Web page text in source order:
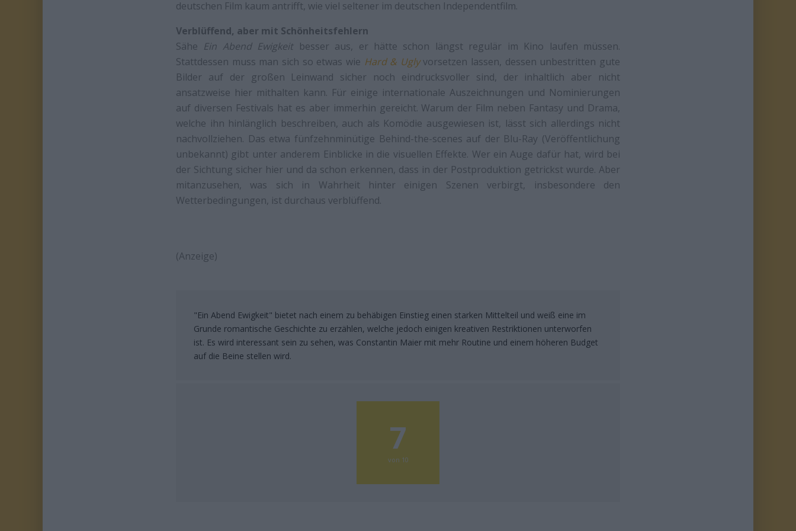
deutschen Film kaum antrifft, wie viel seltener im deutschen Independentfilm.
Verblüffend, aber mit Schönheitsfehlern
Sähe Ein Abend Ewigkeit besser aus, er hätte schon längst regulär im Kino laufen müssen.
Stattdessen muss man sich so etwas wie Hard & Uglyvorsetzen lassen, dessen unbestritten gute
Bilder auf der großen Leinwand sicher noch eindrucksvoller sind, der inhaltlich aber nicht
ansatzweise hier mithalten kann. Für einige internationale Auszeichnungen und Nominierungen
auf diversen Festivals hat es aber immerhin gereicht. Warum der Film neben Fantasy und Drama,
welche ihn hinlänglich beschreiben, auch als Komödie ausgewiesen ist, lässt sich allerdings nicht
nachvollziehen. Das etwa fünfzehnminütige Behind-the-scenes auf der Blu-Ray (Veröffentlichung
unbekannt) gibt unter anderem Einblicke in die visuellen Effekte. Wer ein Auge dafür hat, wird bei
der Sichtung sicher hier und da schon erkennen, dass in der Postproduktion getrickst wurde. Aber
mitanzusehen, was sich in Wahrheit hinter einigen Szenen verbirgt, insbesondere den
Wetterbedingungen, ist durchaus verblüffend.
(Anzeige)
"Ein Abend Ewigkeit" bietet nach einem zu behäbigen Einstieg einen starken Mittelteil und weiß eine im
Grunde romantische Geschichte zu erzählen, welche jedoch einigen kreativen Restriktionen unterworfen
ist. Es wird interessant sein zu sehen, was Constantin Maier mit mehr Routine und einem höheren Budget
auf die Beine stellen wird.
7
von 10